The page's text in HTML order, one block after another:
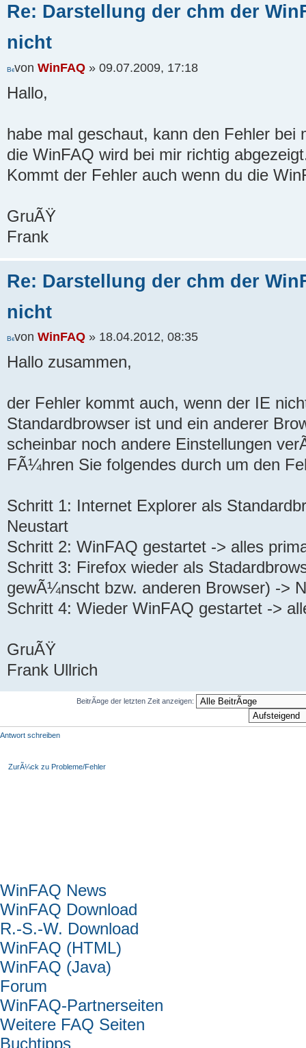
Re: Darstellung der chm der
nicht
von WinFAQ » 09.07.2009, 17:18
Hallo,
habe mal geschaut, kann den Fehler bei
die WinFAQ wird bei mir richtig
Kommt der Fehler auch wenn du die
GruÃŸ
Frank
Re: Darstellung der chm der
nicht
von WinFAQ » 18.04.2012, 08:35
Hallo zusammen,
der Fehler kommt auch, wenn der IE
Standardbrowser ist und ein anderer
scheinbar noch andere Einstellungen
FÃ¼hren Sie folgendes durch um den
Schritt 1: Internet Explorer als
Neustart
Schritt 2: WinFAQ gestartet -> alles
Schritt 3: Firefox wieder als
gewÃ¼nscht bzw. anderen Browser) ->
Schritt 4: Wieder WinFAQ gestartet ->
GruÃŸ
Frank Ullrich
BeitrÃ¤ge der letzten Zeit anzeigen:
Antwort schreiben
ZurÃ¼ck zu Probleme/Fehler
WinFAQ News
WinFAQ Download
R.-S.-W. Download
WinFAQ (HTML)
WinFAQ (Java)
Forum
WinFAQ-Partnerseiten
Weitere FAQ Seiten
Buchtipps